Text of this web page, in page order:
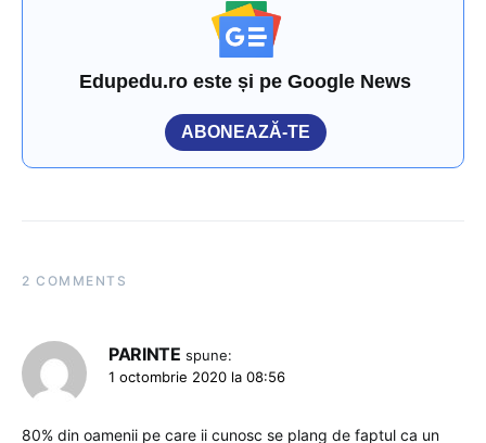
Edupedu.ro este și pe Google News
ABONEAZĂ-TE
2 COMMENTS
PARINTE spune:
1 octombrie 2020 la 08:56
80% din oamenii pe care ii cunosc se plang de faptul ca un